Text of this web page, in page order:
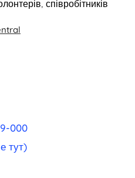
співробітників
000
тут)